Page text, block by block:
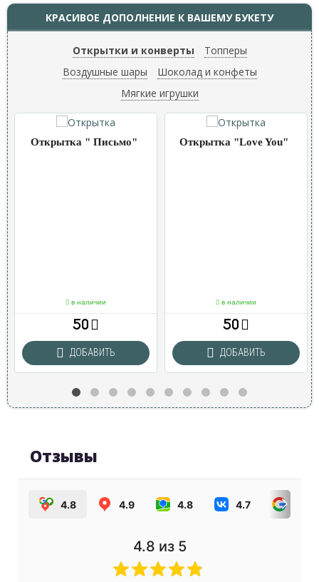
КРАСИВОЕ ДОПОЛНЕНИЕ К ВАШЕМУ БУКЕТУ
Открытки и конверты
Топперы
Воздушные шары
Шоколад и конфеты
Мягкие игрушки
Открытка " Письмо"
в наличии
50
ДОБАВИТЬ
Открытка "Love You"
в наличии
50
ДОБАВИТЬ
Отзывы
4.8 4.9 4.8 4.7
4.8 из 5